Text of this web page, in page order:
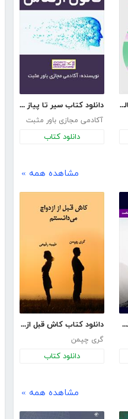
دانلود کتاب خرد بزرگسالی:365 هدیه برای 365 روز سال شما دانلود کتاب سیر تا پیاز قانون ارتعاش
آکادمی مجازی باور مثبت
دانلود کتاب
مشاهده همه »
دانلود کتاب اعتماد به نفس: تبدیل شدن به انسانی غیرقابل توقف و غیرقابل شکست دانلود کتاب کاش قبل از ازدواج می‌‌‌‌دانستم
گری چپمن
دانلود کتاب
مشاهده همه »